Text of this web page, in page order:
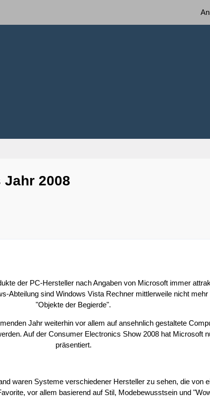
2008
der PC-Hersteller nach Angaben von Microsoft immer
Abteilung sind Windows Vista Rechner mittlerweile nicht
"Objekte der Begierde".
Jahr weiterhin vor allem auf ansehnlich gestaltete
Auf der Consumer Electronics Show 2008 hat Microsoft
präsentiert.
waren Systeme verschiedener Hersteller zu sehen, die von
vor allem basierend auf Stil, Modebewusstsein und